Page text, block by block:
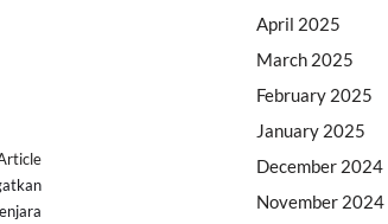
April 2025
March 2025
February 2025
January 2025
December 2024
November 2024